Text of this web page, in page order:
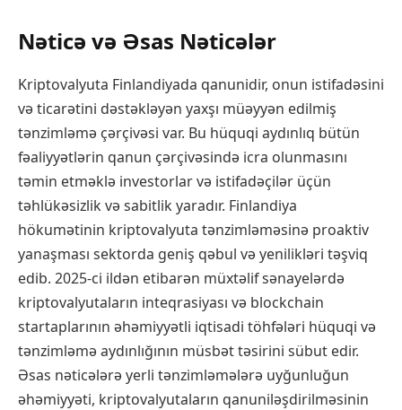
Nəticə və Əsas Nəticələr
Kriptovalyuta Finlandiyada qanunidir, onun istifadəsini
və ticarətini dəstəkləyən yaxşı müəyyən edilmiş
tənzimləmə çərçivəsi var. Bu hüquqi aydınlıq bütün
fəaliyyətlərin qanun çərçivəsində icra olunmasını
təmin etməklə investorlar və istifadəçilər üçün
təhlükəsizlik və sabitlik yaradır. Finlandiya
hökumətinin kriptovalyuta tənzimləməsinə proaktiv
yanaşması sektorda geniş qəbul və yenilikləri təşviq
edib. 2025-ci ildən etibarən müxtəlif sənayelərdə
kriptovalyutaların inteqrasiyası və blockchain
startaplarının əhəmiyyətli iqtisadi töhfələri hüquqi və
tənzimləmə aydınlığının müsbət təsirini sübut edir.
Əsas nəticələrə yerli tənzimləmələrə uyğunluğun
əhəmiyyəti, kriptovalyutaların qanuniləşdirilməsinin